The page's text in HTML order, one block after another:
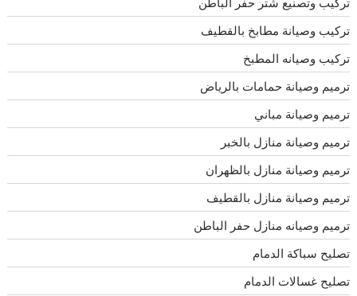
تركيب وصيانة مطابخ بالقطيف
تركيب وصيانه المطبخ
ترميم وصيانة حمامات بالرياض
ترميم وصيانة مباني
ترميم وصيانة منازل بالخبر
ترميم وصيانة منازل بالظهران
ترميم وصيانة منازل بالقطيف
ترميم وصيانه منازل حفر الباطن
تصليح سباكة الدمام
تصليح غسالات الدمام